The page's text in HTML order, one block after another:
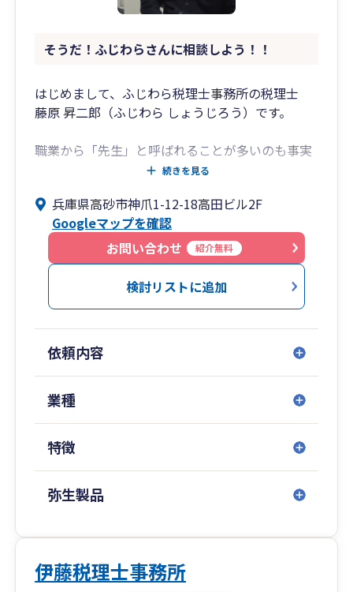
そうだ！ふじわらさんに相談しよう！！
はじめまして、ふじわら税理士事務所の税理士
藤原 昇二郎（ふじわら しょうじろう）です。
職業から「先生」と呼ばれることが多いのも事実
ですが、今だに慣れませんし違和感があります。
たくさんありますし、お客様と税理士との関係は
対等でなければならないと考えているからです。
当然ですが、税理士だからと言って何でも知って
いるわけではありません。
私の考えからは大きくズレるカタチになってしま
うからです。
先生ではなく、税金についての良き相談相手で
続きを見る
兵庫県高砂市神爪1-12-18高田ビル2F
Googleマップを確認
お問い合わせ
紹介無料
検討リストに追加
依頼内容
業種
特徴
弥生製品
伊藤税理士事務所